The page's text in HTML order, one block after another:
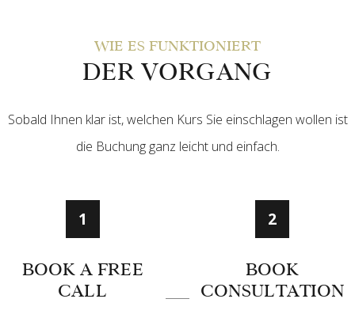
WIE ES FUNKTIONIERT
DER VORGANG
Sobald Ihnen klar ist, welchen Kurs Sie einschlagen wollen ist
die Buchung ganz leicht und einfach.
1
BOOK A FREE
CALL
2
BOOK
CONSULTATION